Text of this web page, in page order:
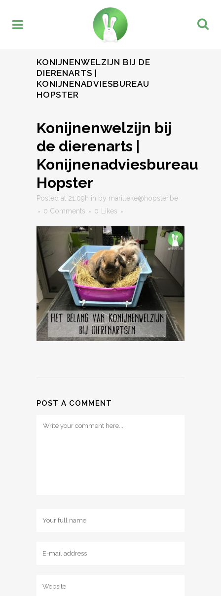
KONIJNENWELZIJN BIJ DE
DIERENARTS |
KONIJNENADVIESBUREAU
HOPSTER
Konijnenwelzijn bij
de dierenarts |
Konijnenadviesbureau
Hopster
Posted at 21:09h in by marilleke@hopster.be
0 Comments
0 Likes
POST A COMMENT